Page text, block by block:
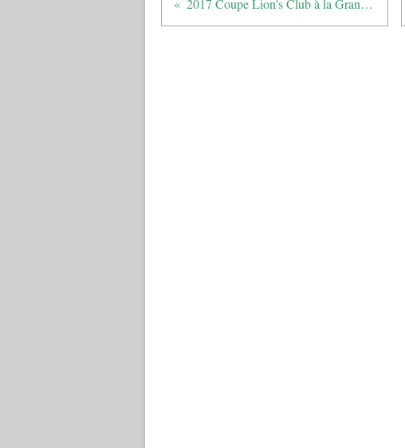
2017 Coupe Lion's Club à la Grande Bastide